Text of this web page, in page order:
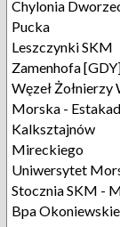
Chylonia
Pucka
Leszczynki SKM
Zamenhofa
Węzeł
Morska -
Kalksztajnów
Mireckiego
Uniwersytet
Stocznia SKM -
Bpa